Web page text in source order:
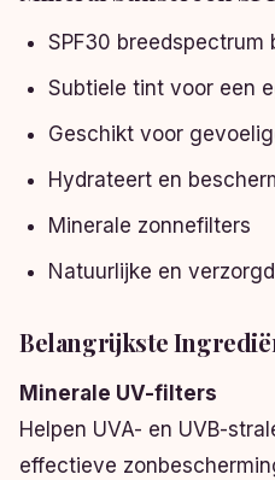
SPF30 breedspectrum
Subtiele tint voor een
Geschikt voor
Hydrateert en
Minerale zonnefilters
Natuurlijke en
Belangrijkste
Minerale UV-filters
Helpen UVA- en UVB-
effectieve